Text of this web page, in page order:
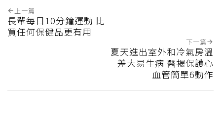
上一篇
長輩每日10分鐘運動 比
買任何保健品更有用
下一篇
夏天進出室外和冷氣房溫
差大易生病 醫揭保護心
血管簡單6動作